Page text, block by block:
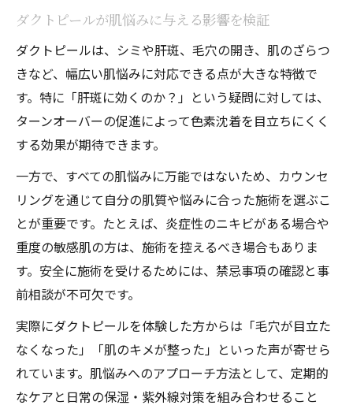
ダクトピールが肌悩みに与える影響を検証
ダクトピールは、シミや肝斑、毛穴の開き、肌のざらつ
きなど、幅広い肌悩みに対応できる点が大きな特徴で
す。特に「肝斑に効くのか？」という疑問に対しては、
ターンオーバーの促進によって色素沈着を目立ちにくく
する効果が期待できます。
一方で、すべての肌悩みに万能ではないため、カウンセ
リングを通じて自分の肌質や悩みに合った施術を選ぶこ
とが重要です。たとえば、炎症性のニキビがある場合や
重度の敏感肌の方は、施術を控えるべき場合もありま
す。安全に施術を受けるためには、禁忌事項の確認と事
前相談が不可欠です。
実際にダクトピールを体験した方からは「毛穴が目立た
なくなった」「肌のキメが整った」といった声が寄せら
れています。肌悩みへのアプローチ方法として、定期的
なケアと日常の保湿・紫外線対策を組み合わせること